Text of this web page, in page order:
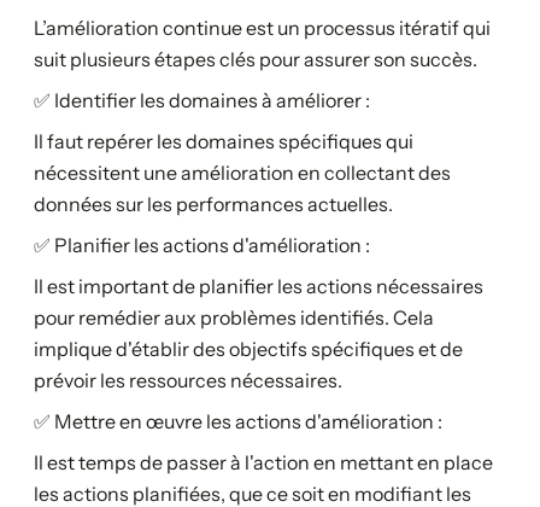
L’amélioration continue est un processus itératif qui
suit plusieurs étapes clés pour assurer son succès.
✅ Identifier les domaines à améliorer :
Il faut repérer les domaines spécifiques qui
nécessitent une amélioration en collectant des
données sur les performances actuelles.
✅ Planifier les actions d'amélioration :
Il est important de planifier les actions nécessaires
pour remédier aux problèmes identifiés. Cela
implique d'établir des objectifs spécifiques et de
prévoir les ressources nécessaires.
✅ Mettre en œuvre les actions d'amélioration :
Il est temps de passer à l'action en mettant en place
les actions planifiées, que ce soit en modifiant les